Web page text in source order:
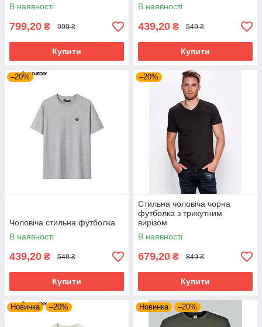
В наявності
799,20 ₴ 999 ₴
Купити
В наявності
439,20 ₴ 549 ₴
Купити
–20%
Чоловіча стильна футболка
В наявності
439,20 ₴ 549 ₴
Купити
–20%
Стильна чоловіча чорна
футболка з трикутним
вирізом
В наявності
679,20 ₴ 849 ₴
Купити
Новинка –20% Новинка –20%